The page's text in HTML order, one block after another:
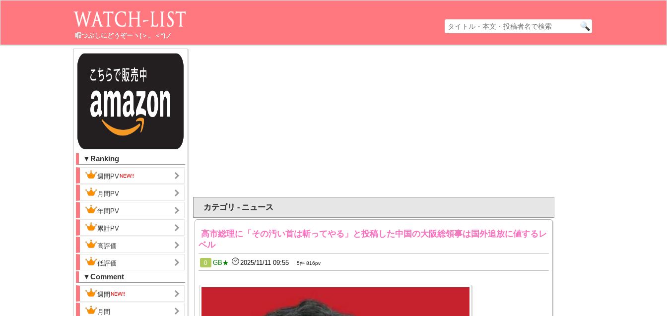
暇つぶしにどうぞーヽ(＞。＜*)ノ
▼Ranking
週間PV
月間PV
年間PV
累計PV
高評価
低評価
▼Comment
週間
月間
カテゴリ - ニュース
高市総理に「その汚い首は斬ってやる」と投稿した中国の大阪総領事は国外追放に値するレ
ベル
0 GB★ 2025/11/11 09:55 5件 816pv